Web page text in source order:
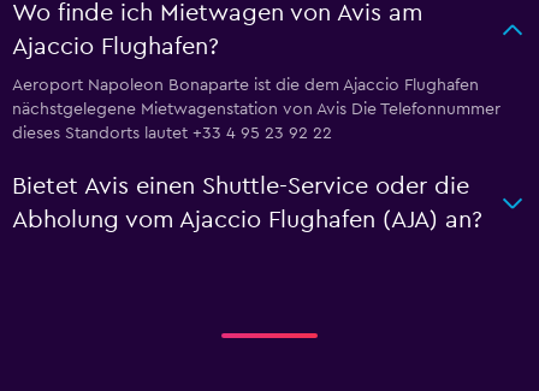
Wo finde ich Mietwagen von Avis am
Ajaccio Flughafen?
Aeroport Napoleon Bonaparte ist die dem Ajaccio Flughafen
nächstgelegene Mietwagenstation von Avis Die Telefonnummer
dieses Standorts lautet +33 4 95 23 92 22
Bietet Avis einen Shuttle-Service oder die
Abholung vom Ajaccio Flughafen (AJA) an?